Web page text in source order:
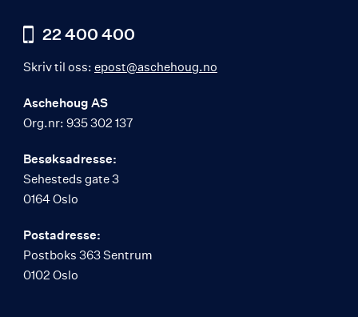
22 400 400
Skriv til oss: epost@aschehoug.no
Aschehoug AS
Org.nr: 935 302 137
Besøksadresse:
Sehesteds gate 3
0164 Oslo
Postadresse:
Postboks 363 Sentrum
0102 Oslo